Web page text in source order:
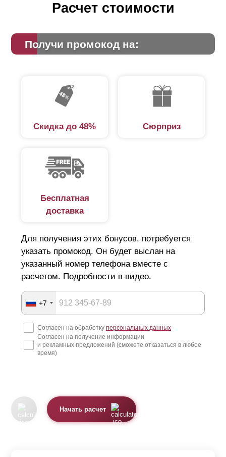
Расчет стоимости
Получи промокод на:
Скидка до 48% Сюрприз
Бесплатная
доставка
Для получения этих бонусов, потребуется
указать промокод. Он будет выслан на
указанный номер телефона вместе с
расчетом. Подробности в видео.
+7
Согласен на обработку персональных данных
Согласен на получение информации
и рекламных предложений (сможете отказаться в любое
время)
Начать расчет